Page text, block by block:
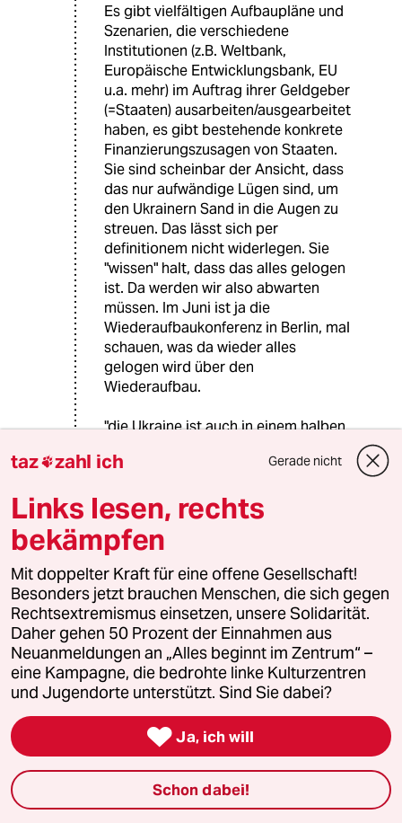
Es gibt vielfältigen Aufbaupläne und
Szenarien, die verschiedene
Institutionen (z.B. Weltbank,
Europäische Entwicklungsbank, EU
u.a. mehr) im Auftrag ihrer Geldgeber
(=Staaten) ausarbeiten/ausgearbeitet
haben, es gibt bestehende konkrete
Finanzierungszusagen von Staaten.
Sie sind scheinbar der Ansicht, dass
das nur aufwändige Lügen sind, um
den Ukrainern Sand in die Augen zu
streuen. Das lässt sich per
definitionem nicht widerlegen. Sie
"wissen" halt, dass das alles gelogen
ist. Da werden wir also abwarten
müssen. Im Juni ist ja die
Wiederaufbaukonferenz in Berlin, mal
schauen, was da wieder alles
gelogen wird über den
Wiederaufbau.
"die Ukraine ist auch in einem halben
Loch."
Sie halten die Ukraine aktuell für ein
"rauchendes Loch"? Was meine Sie
damit?
E Einfach-Jemand
23.05.2024,17:48 Uhr
@Barbara Falk:
Ach Unsinn, ich hab gar nicht gesagt,
dass etwas direkt gelogen ist. Ich
meine sogar, dass viele Akteure die
Ukr wirklich in die EU aufnehmen
möchten. Was ich meine ist, dass es
dafür polit Mehrheiten braucht und
ich glaube nicht dass es sie jetzt oder
taz zahl ich Gerade nicht
Links lesen, rechts
bekämpfen
Mit doppelter Kraft für eine offene Gesellschaft!
Besonders jetzt brauchen Menschen, die sich gegen
Rechtsextremismus einsetzen, unsere Solidarität.
Daher gehen 50 Prozent der Einnahmen aus
Neuanmeldungen an „Alles beginnt im Zentrum“ –
eine Kampagne, die bedrohte linke Kulturzentren
und Jugendorte unterstützt. Sind Sie dabei?
 Ja, ich will
Schon dabei!